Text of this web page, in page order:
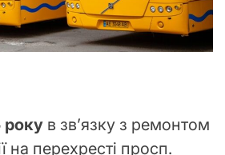
року в звʼязку з ремонтом
на перехресті просп.